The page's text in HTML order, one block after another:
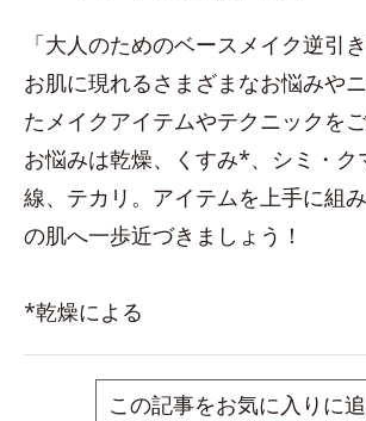
「大人のためのベースメイク逆引
お肌に現れるさまざまなお悩みや
たメイクアイテムやテクニックを
お悩みは乾燥、くすみ*、シミ・ク
線、テカリ。アイテムを上手に組
の肌へ一歩近づきましょう！
*乾燥による
この記事をお気に入りに